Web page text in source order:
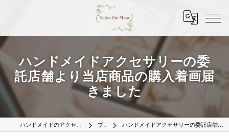
ハンドメイドアクセサリーの委
託店舗より当店商品の購入着画届
きました
ブログ ハンドメイドアクセサリーの委託店舗より当店商品の購入着画届きました